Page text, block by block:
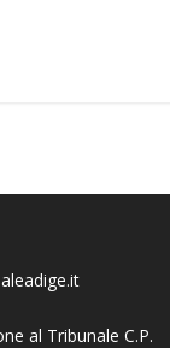
al Tribunale C.P.